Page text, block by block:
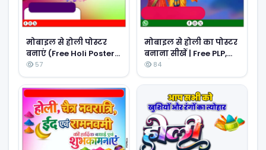
मोबाइल से होली पोस्टर
बनाएं (Free Holi Poster
PLP & PNG Files)
57
मोबाइल से होली का पोस्टर
बनाना सीखें | Free PLP,
PNG और Background
डाउनलोड करें
84